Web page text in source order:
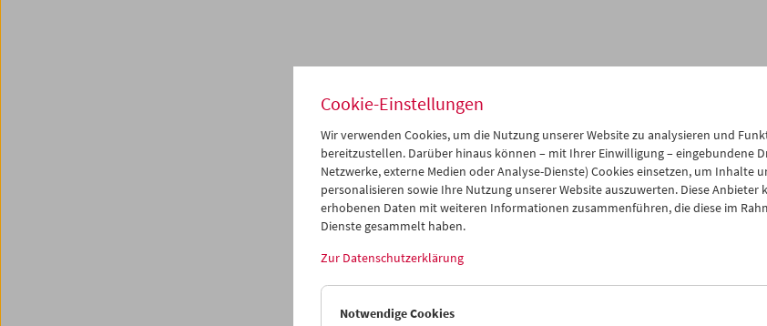
Arne Sucksdorff
Das große Abenteuer
Die 16 kurzen und vier langen Filme, die Arne Sucksdorff
Cookie-Einstellungen
Wir verwenden Cookies, um die Nutzung unserer Website zu analysieren und
bereitzustellen. Darüber hinaus können – mit Ihrer Einwilligung – eingebundene
Netzwerke, externe Medien oder Analyse-Dienste) Cookies einsetzen, um Inhalte
personalisieren sowie Ihre Nutzung unserer Website auszuwerten. Diese Anbieter
erhobenen Daten mit weiteren Informationen zusammenführen, die diese im
Dienste gesammelt haben.
Zur Datenschutzerklärung
Notwendige Cookies